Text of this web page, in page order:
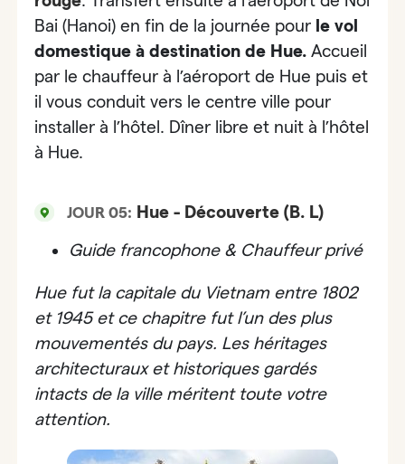
Bai (Hanoi) en fin de la journée pour le vol
domestique à destination de Hue. Accueil
par le chauffeur à l’aéroport de Hue puis et
il vous conduit vers le centre ville pour
installer à l’hôtel. Dîner libre et nuit à l’hôtel
à Hue.
JOUR 05: Hue - Découverte (B. L)
Guide francophone & Chauffeur privé
Hue fut la capitale du Vietnam entre 1802
et 1945 et ce chapitre fut l’un des plus
mouvementés du pays. Les héritages
architecturaux et historiques gardés
intacts de la ville méritent toute votre
attention.